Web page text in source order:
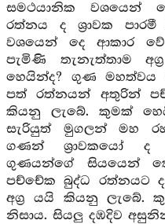
සමථයානික වශයෙන්
රත්නය ද ශ්‍රාවක
වශයෙන් දෙ ආකාර
පැමිණි තැනැත්තාම
හෙයින්ද? ගුණ මහත්වය
පත් රත්නයන් අතුරින්
කියනු ලැබේ. කුමක්
සැරියුත් මුගලන් මහ
ගණන් ශ්‍රාවකයෝ ද
ගුණයන්ගේ සියයෙන්
පච්චේක බුද්ධ රත්නයට
අග්‍ර යයි කියනු ලැබේ.
නිසාය. සියලු දඹදිව